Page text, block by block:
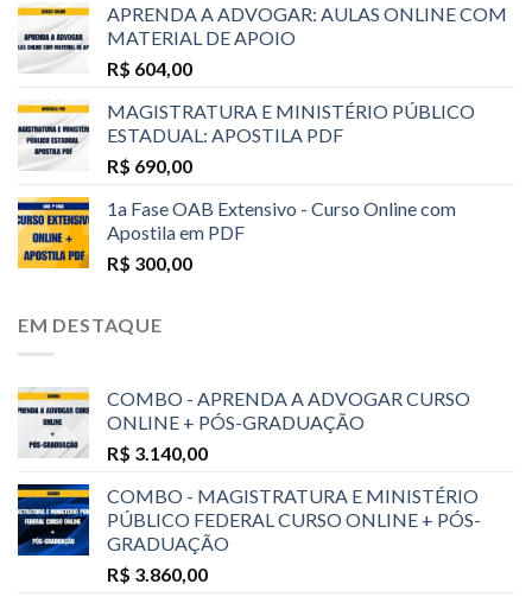
APRENDA A ADVOGAR: AULAS ONLINE COM
MATERIAL DE APOIO
R$ 604,00
MAGISTRATURA E MINISTÉRIO PÚBLICO
ESTADUAL: APOSTILA PDF
R$ 690,00
1a Fase OAB Extensivo - Curso Online com
Apostila em PDF
R$ 300,00
EM DESTAQUE
COMBO - APRENDA A ADVOGAR CURSO
ONLINE + PÓS-GRADUAÇÃO
R$ 3.140,00
COMBO - MAGISTRATURA E MINISTÉRIO
PÚBLICO FEDERAL CURSO ONLINE + PÓS-
GRADUAÇÃO
R$ 3.860,00